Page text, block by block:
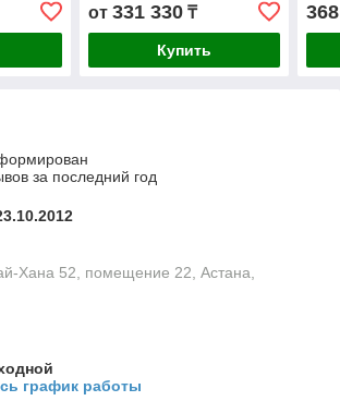
от 331 330₸
Купить
за последний год
Хана 52, помещение 22, Астана,
график работы